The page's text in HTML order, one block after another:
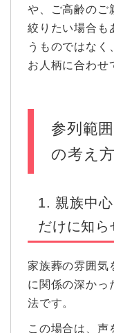
や、ご高齢のご
絞りたい場合も
うものではなく
お人柄に合わせ
参列範
の考え方
1. 親族中
だけに知ら
家族葬の雰囲気
に関係の深かっ
法です。
この場合は、声